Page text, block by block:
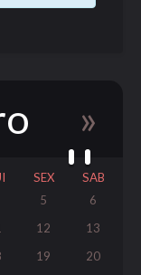
»
SEX
SAB
5
6
12
13
19
20